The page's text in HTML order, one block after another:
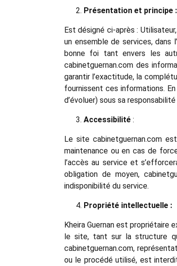
Présentation et principe :
Est désigné ci-après :
un ensemble de services,
bonne foi tant envers les
cabinetguernan.com des
garantir l’exactitude, la
fournissent ces informations.
d’évoluer) sous sa
Accessibilité :
Le site cabinetguernan.com
maintenance ou en cas de
l’accès au service et
obligation de moyen,
indisponibilité du service.
Propriété intellectuelle :
Kheira Guernan est
le site, tant sur la structure
cabinetguernan.com,
ou le procédé utilisé, est